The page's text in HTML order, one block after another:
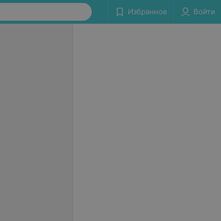
Избранное Войти